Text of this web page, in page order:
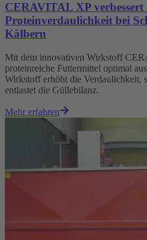
CERAVITAL XP verbessert
Proteinverdaulichkeit bei
Kälbern
Mit dem innovativen Wirkstoff
proteinreiche Futtermittel optimal
Wirkstoff erhöht die Verdaulichkeit,
entlastet die Güllebilanz.
Mehr erfahren